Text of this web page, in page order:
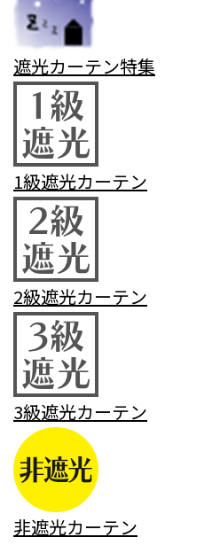
遮光カーテン特集
1級遮光カーテン
2級遮光カーテン
3級遮光カーテン
非遮光カーテン